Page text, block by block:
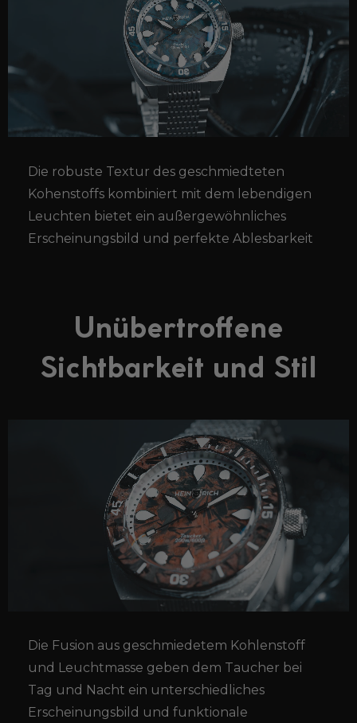
Die robuste Textur des geschmiedteten
Kohenstoffs kombiniert mit dem lebendigen
Leuchten bietet ein außergewöhnliches
Erscheinungsbild und perfekte Ablesbarkeit
Unübertroffene
Sichtbarkeit und Stil
Die Fusion aus geschmiedetem Kohlenstoff
und Leuchtmasse geben dem Taucher bei
Tag und Nacht ein unterschiedliches
Erscheinungsbild und funktionale